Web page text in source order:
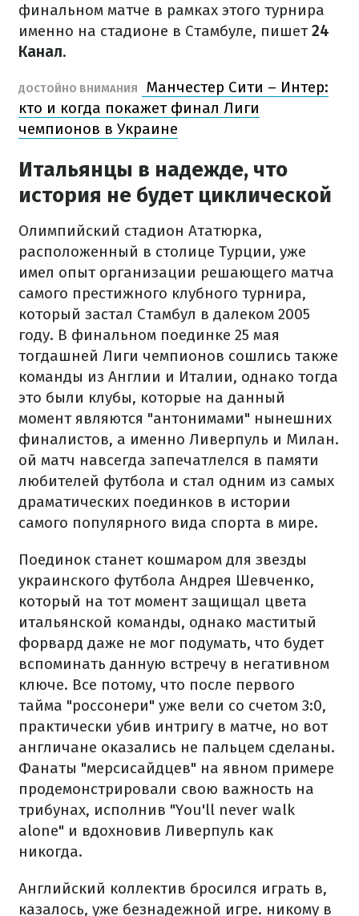
финальном матче в рамках этого турнира
именно на стадионе в Стамбуле, пишет24
Канал.
ДОСТОЙНО ВНИМАНИЯ
Манчестер Сити – Интер:
кто и когда покажет финал Лиги
чемпионов в Украине
Итальянцы в надежде, что
история не будет циклической
Олимпийский стадион Ататюрка,
расположенный в столице Турции, уже
имел опыт организации решающего матча
самого престижного клубного турнира,
который застал Стамбул в далеком 2005
году. В финальном поединке 25 мая
тогдашней Лиги чемпионов сошлись также
команды из Англии и Италии, однако тогда
это были клубы, которые на данный
момент являются "антонимами" нынешних
финалистов, а именно Ливерпуль и Милан.
ой матч навсегда запечатлелся в памяти
любителей футбола и стал одним из самых
драматических поединков в истории
самого популярного вида спорта в мире.
Поединок станет кошмаром для звезды
украинского футбола Андрея Шевченко,
который на тот момент защищал цвета
итальянской команды, однако маститый
форвард даже не мог подумать, что будет
вспоминать данную встречу в негативном
ключе. Все потому, что после первого
тайма "россонери" уже вели со счетом 3:0,
практически убив интригу в матче, но вот
англичане оказались не пальцем сделаны.
Фанаты "мерсисайдцев" на явном примере
продемонстрировали свою важность на
трибунах, исполнив "You'll never walk
alone" и вдохновив Ливерпуль как
никогда.
Английский коллектив бросился играть в,
казалось, уже безнадежной игре. никому в